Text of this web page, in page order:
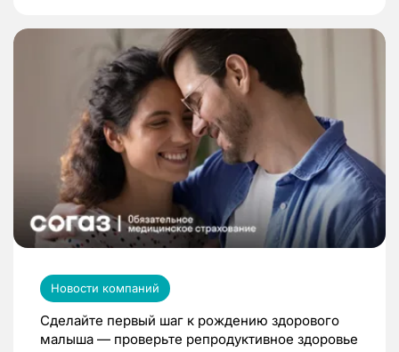
Новости компаний
Сделайте первый шаг к рождению здорового
малыша — проверьте репродуктивное здоровье